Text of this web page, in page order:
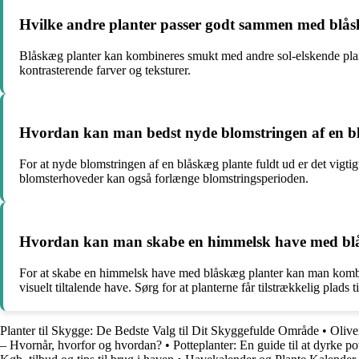
Hvilke andre planter passer godt sammen med
Blåskæg planter kan kombineres smukt med andre sol-elskende
kontrasterende farver og teksturer.
Hvordan kan man bedst nyde blomstringen af en
For at nyde blomstringen af en blåskæg plante fuldt ud er det
blomsterhoveder kan også forlænge blomstringsperioden.
Hvordan kan man skabe en himmelsk have med
For at skabe en himmelsk have med blåskæg planter kan man
visuelt tiltalende have. Sørg for at planterne får tilstrækkelig plads
Planter til Skygge: De Bedste Valg til Dit Skyggefulde Område •
– Hvornår, hvorfor og hvordan? • Potteplanter: En guide til at dyrke